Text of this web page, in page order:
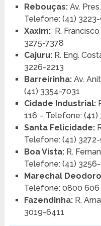
Rebouças:Av.
Telefone: (41)
Xaxim: R.
3275-7378
Cajuru: R. Eng.
3226-2213
Barreirinha: Av.
(41) 3354-7031
Cidade Industrial:
116 – Telefone: (41)
Santa Felicidade:
Telefone: (41)
Boa Vista: R.
Telefone: (41)
Marechal
Telefone: 0800 606
Fazendinha:R.
3019-6411